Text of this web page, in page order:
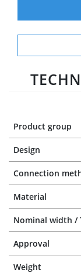
Product group
Design
Connection
Material
Nominal width /
Approval
Weight